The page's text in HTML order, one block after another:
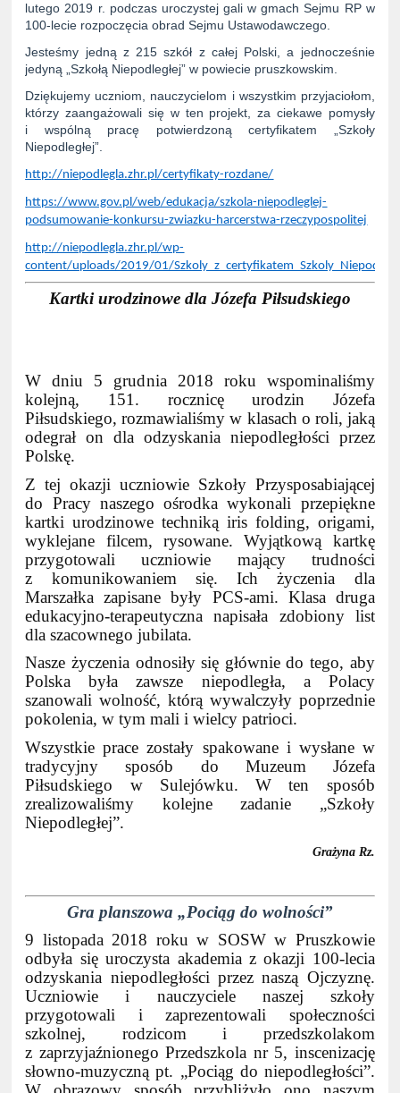
lutego 2019 r. podczas uroczystej gali w gmach Sejmu RP w
100-lecie rozpoczęcia obrad Sejmu Ustawodawczego.
Jesteśmy jedną z 215 szkół z całej Polski, a jednocześnie
jedyną „Szkołą Niepodległej” w powiecie pruszkowskim.
Dziękujemy uczniom, nauczycielom i wszystkim przyjaciołom,
którzy zaangażowali się w ten projekt, za ciekawe pomysły
i wspólną pracę potwierdzoną certyfikatem „Szkoły
Niepodległej”.
http://niepodlegla.zhr.pl/certyfikaty-rozdane/
https://www.gov.pl/web/edukacja/szkola-niepodleglej-
podsumowanie-konkursu-zwiazku-harcerstwa-rzeczypospolitej
http://niepodlegla.zhr.pl/wp-
content/uploads/2019/01/
Kartki urodzinowe dla Józefa Piłsudskiego
W dniu 5 grudnia 2018 roku wspominaliśmy
kolejną, 151. rocznicę urodzin Józefa
Piłsudskiego, rozmawialiśmy w klasach o roli, jaką
odegrał on dla odzyskania niepodległości przez
Polskę.
Z tej okazji uczniowie Szkoły Przysposabiającej
do Pracy naszego ośrodka wykonali przepiękne
kartki urodzinowe techniką iris folding, origami,
wyklejane filcem, rysowane. Wyjątkową kartkę
przygotowali uczniowie mający trudności
z komunikowaniem się. Ich życzenia dla
Marszałka zapisane były PCS-ami. Klasa druga
edukacyjno-terapeutyczna napisała zdobiony list
dla szacownego jubilata.
Nasze życzenia odnosiły się głównie do tego, aby
Polska była zawsze niepodległa, a Polacy
szanowali wolność, którą wywalczyły poprzednie
pokolenia, w tym mali i wielcy patrioci.
Wszystkie prace zostały spakowane i wysłane w
tradycyjny sposób do Muzeum Józefa
Piłsudskiego w Sulejówku. W ten sposób
zrealizowaliśmy kolejne zadanie „Szkoły
Niepodległej”.
Grażyna Rz.
Gra planszowa „Pociąg do wolności”
9 listopada 2018 roku w SOSW w Pruszkowie
odbyła się uroczysta akademia z okazji 100-lecia
odzyskania niepodległości przez naszą Ojczyznę.
Uczniowie i nauczyciele naszej szkoły
przygotowali i zaprezentowali społeczności
szkolnej, rodzicom i przedszkolakom
z zaprzyjaźnionego Przedszkola nr 5, inscenizację
słowno-muzyczną pt. „Pociąg do niepodległości”.